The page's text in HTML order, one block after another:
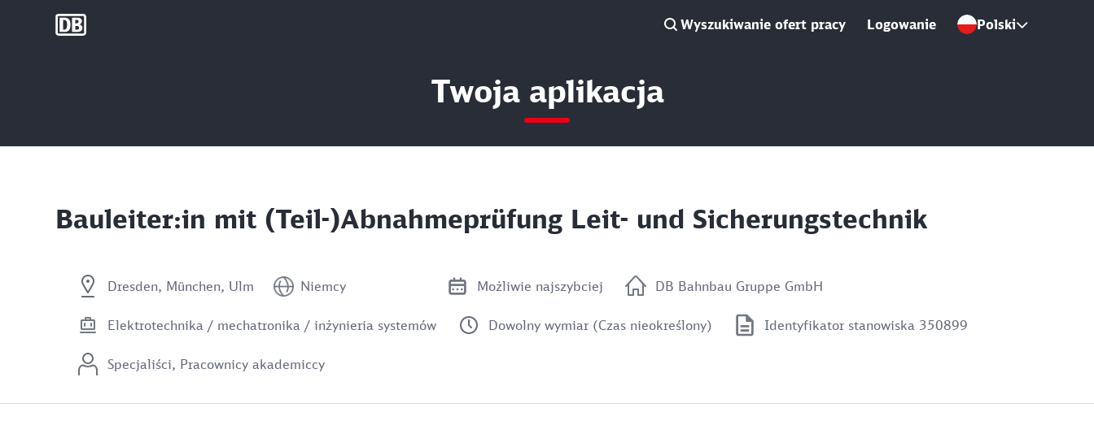
DB Group Wyszukiwanie ofert pracy Logowanie Polski
Twoja aplikacja
Bauleiter:in mit (Teil-)Abnahmeprüfung Leit- und Sicherungstechnik
Dresden, München, Ulm Niemcy Możliwie najszybciej DB Bahnbau Gruppe GmbH
Elektrotechnika / mechatronika / inżynieria systemów Dowolny wymiar (Czas nieokreślony) Identyfikator stanowiska 350899
Specjaliści, Pracownicy akademiccy